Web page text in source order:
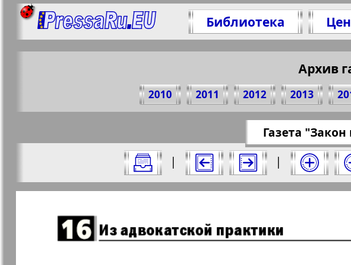
Библиотека
Архив
2010 2011 2012 2013
Все номера газеты "Закон и люди" за 2015 год.
Газета
|
|
Страницы газеты "Закон и люди".
Поделитесь 16 стр.
(Нажмите,
https://pressaru.eu/
Актуальные газеты и журналы